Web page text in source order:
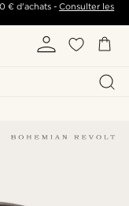
€d'achats -Consulter les